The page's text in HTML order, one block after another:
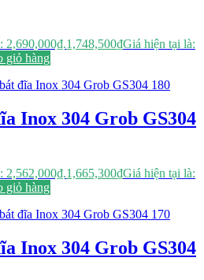
2,690,000₫.1,748,500₫Giá hiện tại là:
giỏ hàng
Inox 304 Grob GS304
2,562,000₫.1,665,300₫Giá hiện tại là:
giỏ hàng
Inox 304 Grob GS304